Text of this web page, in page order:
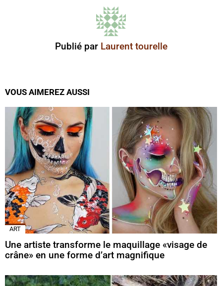
Publié par Laurent tourelle
VOUS AIMEREZ AUSSI
ART
Une artiste transforme le maquillage «visage de
crâne» en une forme d’art magnifique